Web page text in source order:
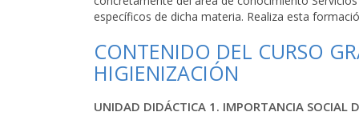
específicos de dicha materia. Realiza esta
CONTENIDO DEL CURSO
HIGIENIZACIÓN
UNIDAD DIDÁCTICA 1. IMPORTANCIA SOCIAL